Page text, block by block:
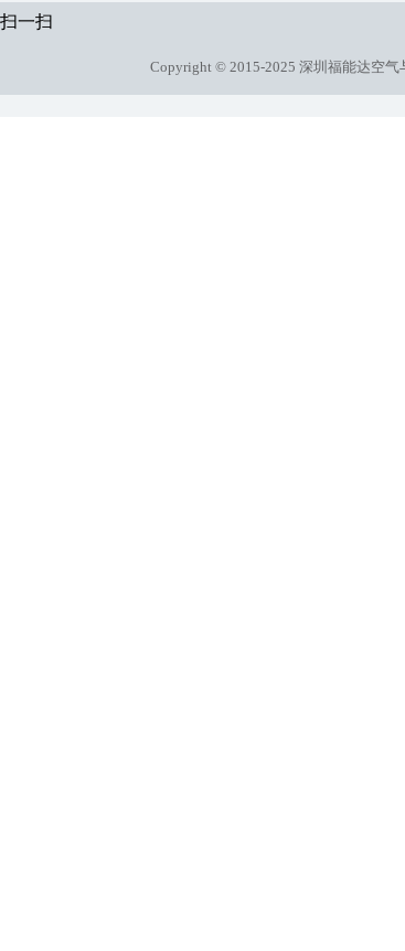
扫一扫
Copyright © 2015-2025 深圳福能达空